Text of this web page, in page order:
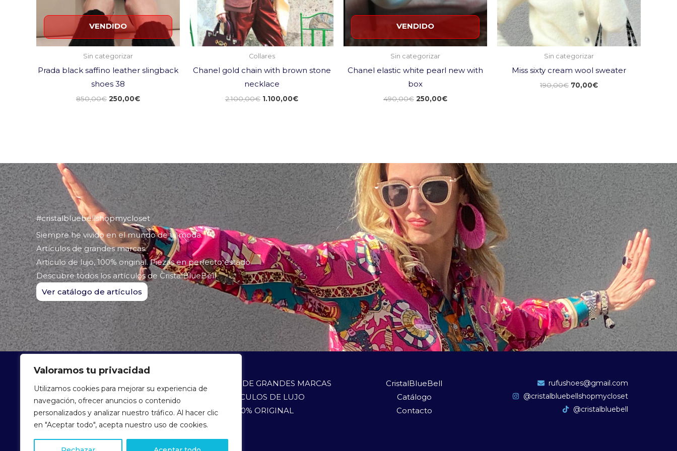
Valoramos tu privacidad
Utilizamos cookies para mejorar su experiencia de
navegación, ofrecer anuncios o contenido
personalizados y analizar nuestro tráfico. Al hacer clic
en "Aceptar todo", acepta nuestro uso de cookies.
VENDIDO
Sin categorizar
Prada black saffino leather slingback
shoes 38
850,00€ 250,00€
Collares
Chanel gold chain with brown stone
necklace
2.100,00€ 1.100,00€
VENDIDO
Sin categorizar
Chanel elastic white pearl new with
box
490,00€ 250,00€
Sin categorizar
Miss sixty cream wool sweater
190,00€ 70,00€
#cristalbluebellshopmycloset
Siempre he vivido en el mundo de la moda.
Artículos de grandes marcas.
Articulo de lujo, 100% original. Piezas en perfecto estado.
Descubre todos los artículos de CristalBlueBell
Ver catálogo de artículos
ARTÍCULOS DE GRANDES MARCAS
ARTÍCULOS DE LUJO
100% ORIGINAL
CristalBlueBell
Catálogo
Contacto
rufushoes@gmail.com
@cristalbluebellshopmycloset
@cristalbluebell